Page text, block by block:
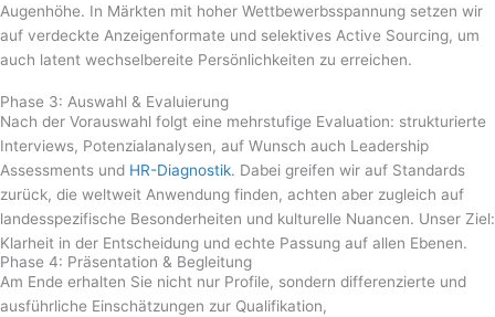
Augenhöhe. In Märkten mit hoher Wettbewerbsspannung setzen wir
auf verdeckte Anzeigenformate und selektives Active Sourcing, um
auch latent wechselbereite Persönlichkeiten zu erreichen.
Phase 3: Auswahl & Evaluierung
Nach der Vorauswahl folgt eine mehrstufige Evaluation: strukturierte
Interviews, Potenzialanalysen, auf Wunsch auch Leadership
Assessments und HR-Diagnostik. Dabei greifen wir auf Standards
zurück, die weltweit Anwendung finden, achten aber zugleich auf
landesspezifische Besonderheiten und kulturelle Nuancen. Unser Ziel:
Klarheit in der Entscheidung und echte Passung auf allen Ebenen.
Phase 4: Präsentation & Begleitung
Am Ende erhalten Sie nicht nur Profile, sondern differenzierte und
ausführliche Einschätzungen zur Qualifikation,